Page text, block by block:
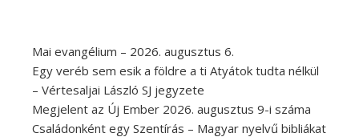
Mai evangélium – 2026. augusztus 6.
Egy veréb sem esik a földre a ti Atyátok tudta nélkül
– Vértesaljai László SJ jegyzete
Megjelent az Új Ember 2026. augusztus 9-i száma
Családonként egy Szentírás – Magyar nyelvű bibliákat